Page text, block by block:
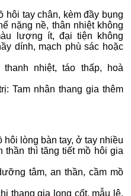
hôi tay chân, kèm đầy bụng
nặng nề, thân nhiệt không
lượng ít, đại tiện không
dính, mạch phù sác hoặc
nhiệt, táo thấp, hoà
Tam nhân thang gia thêm
hôi lòng bàn tay, ở tay nhiều
thần thì tăng tiết mồ hôi gia
tâm, an thần, cầm mồ
thang gia long cốt, mẫu lệ,